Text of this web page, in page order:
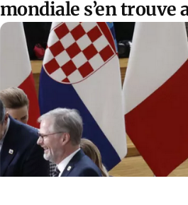
mondiale s’en trouve